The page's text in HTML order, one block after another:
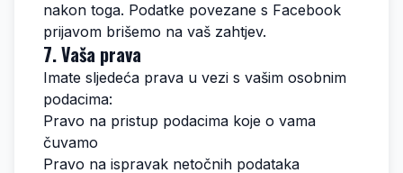
nakon toga. Podatke povezane s Facebook
prijavom brišemo na vaš zahtjev.
7. Vaša prava
Imate sljedeća prava u vezi s vašim osobnim
podacima:
Pravo na pristup podacima koje o vama
čuvamo
Pravo na ispravak netočnih podataka